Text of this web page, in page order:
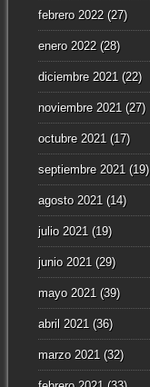
febrero 2022(27)
enero 2022(28)
diciembre 2021 (22)
noviembre 2021 (27)
octubre 2021 (17)
septiembre 2021 (19)
agosto 2021 (14)
julio 2021 (19)
junio 2021 (29)
mayo 2021 (39)
abril 2021 (36)
marzo 2021 (32)